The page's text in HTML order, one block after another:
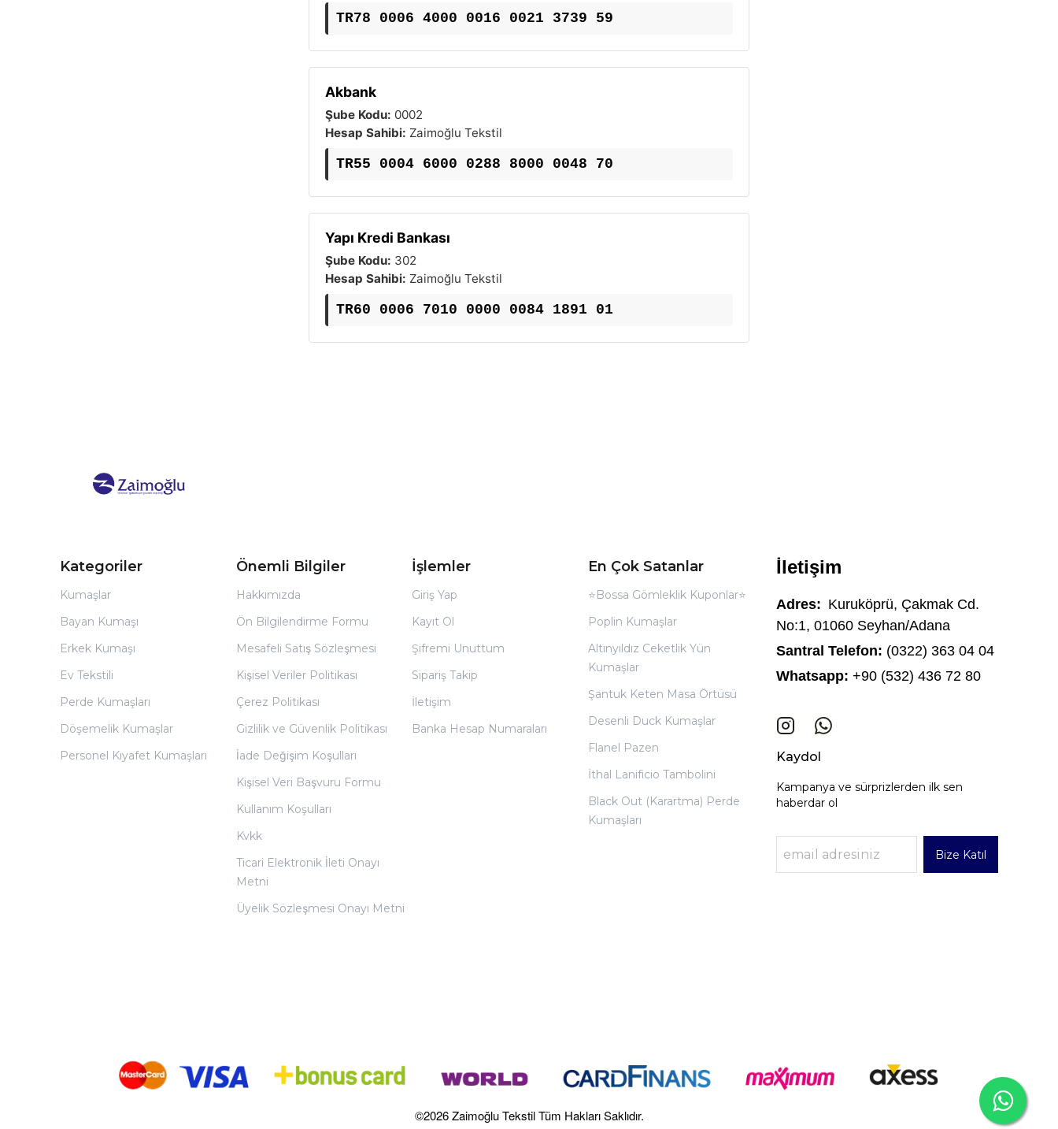
TR78 0006 4000 0016 0021 3739 59
Akbank
Şube Kodu: 0002
Hesap Sahibi: Zaimoğlu Tekstil
TR55 0004 6000 0288 8000 0048 70
Yapı Kredi Bankası
Şube Kodu: 302
Hesap Sahibi: Zaimoğlu Tekstil
TR60 0006 7010 0000 0084 1891 01
Kategoriler
Kumaşlar
Bayan Kumaşı
Erkek Kumaşı
Ev Tekstili
Perde Kumaşları
Döşemelik Kumaşlar
Personel Kıyafet Kumaşları
Önemli Bilgiler
Hakkımızda
Ön Bilgilendirme Formu
Mesafeli Satış Sözleşmesi
Kişisel Veriler Politikası
Çerez Politikası
Gizlilik ve Güvenlik Politikası
İade Değişim Koşulları
Kişisel Veri Başvuru Formu
Kullanım Koşulları
Kvkk
Ticari Elektronik İleti Onayı
Metni
Üyelik Sözleşmesi Onayı Metni
İşlemler
Giriş Yap
Kayıt Ol
Şifremi Unuttum
Sipariş Takip
İletişim
Banka Hesap Numaraları
En Çok Satanlar
⭐Bossa Gömleklik Kuponlar⭐
Poplin Kumaşlar
Altınyıldız Ceketlik Yün
Kumaşlar
Şantuk Keten Masa Örtüsü
Desenli Duck Kumaşlar
Flanel Pazen
İthal Lanificio Tambolini
Black Out (Karartma) Perde
Kumaşları
İletişim
Adres: Kuruköprü, Çakmak Cd.
No:1, 01060 Seyhan/Adana
Santral Telefon: (0322) 363 04 04
Whatsapp: +90 (532) 436 72 80
Kaydol
Kampanya ve sürprizlerden ilk sen
haberdar ol
Bize Katıl
©2026 Zaimoğlu Tekstil Tüm Hakları Saklıdır.